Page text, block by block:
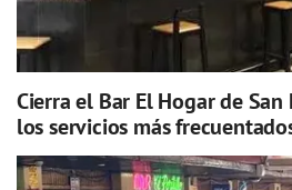
Cierra el Bar El Hogar de
los servicios más